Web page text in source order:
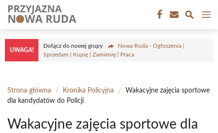
Przejdź
treści
UWAGA!
Dołącz do nowej grupy
Nowa Ruda - Ogłoszenia |
Sprzedam | Kupię | Zamienię | Praca
Strona główna / Kronika Policyjna /
Wakacyjne zajęcia sportowe
dla kandydatów do Policji
Wakacyjne zajęcia sportowe dla